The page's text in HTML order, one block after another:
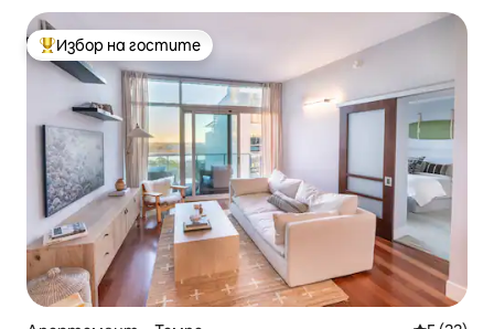
Най-популярен избор на гостите
Избор на гостите